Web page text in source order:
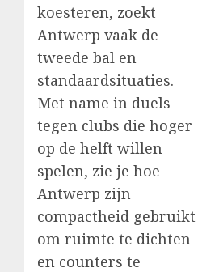
koesteren, zoekt
Antwerp vaak de
tweede bal en
standaardsituaties.
Met name in duels
tegen clubs die hoger
op de helft willen
spelen, zie je hoe
Antwerp zijn
compactheid gebruikt
om ruimte te dichten
en counters te